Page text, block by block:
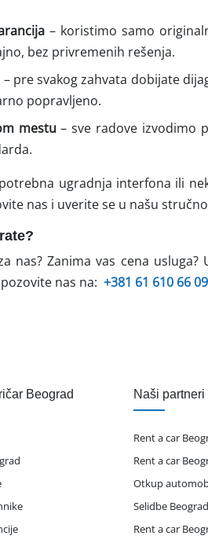
– koristimo samo
bez privremenih rešenja.
– pre svakog zahvata dobijate
popravljeno.
mestu – sve radove izvodimo
ugradnja interfona ili
nas i uverite se u našu
nas? Zanima vas cena
nas na: +381 61 610 66 09
Beograd Naši partneri
Rent a car
Rent a car
Otkup
Selidbe Beograd
Rent a car